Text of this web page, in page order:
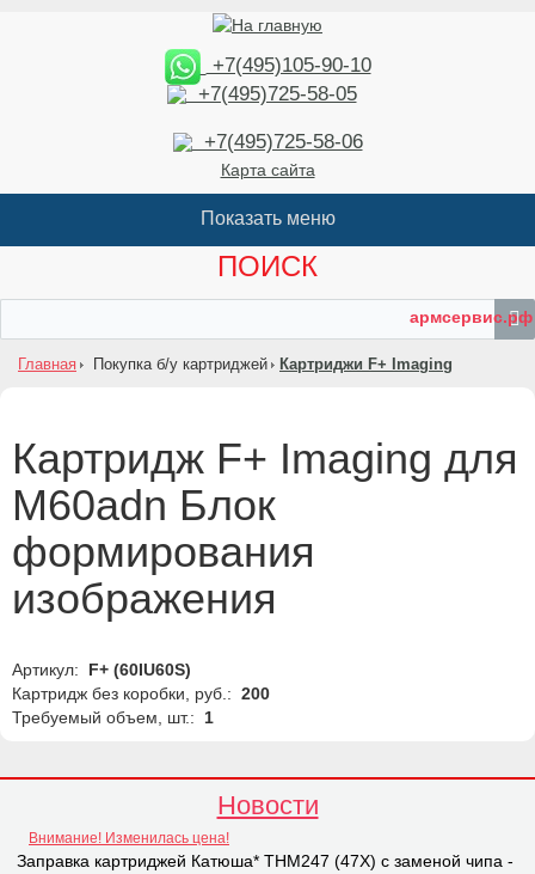
+7(495)105-90-10
+7(495)725-58-05
+7(495)725-58-06
Карта сайта
ПОИСК
армсервис.рф
Главная Покупка б/у картриджей Картриджи F+ Imaging
Картридж F+ Imaging для
M60adn Блок
формирования
изображения
Артикул:
F+ (60IU60S)
Картридж без коробки, руб.: 200
Требуемый объем, шт.: 1
Новости
Внимание! Изменилась цена!
Заправка картриджей Катюша* THM247 (47X) с заменой чипа -